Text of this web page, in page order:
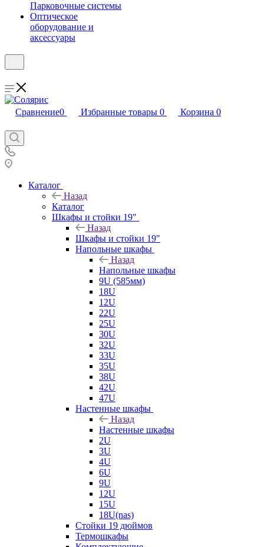
Парковочные системы
Оптическое
оборудование и
аксессуары
Сравнение0 Избранные товары 0 Корзина 0
Каталог
Назад
Каталог
Шкафы и стойки 19"
Назад
Шкафы и стойки 19"
Напольные шкафы
Назад
Напольные шкафы
9U (585мм)
18U
12U
22U
25U
30U
32U
33U
35U
38U
42U
47U
Настенные шкафы
Назад
Настенные шкафы
2U
3U
4U
6U
9U
12U
15U
18U(nas)
Стойки 19 дюймов
Термошкафы